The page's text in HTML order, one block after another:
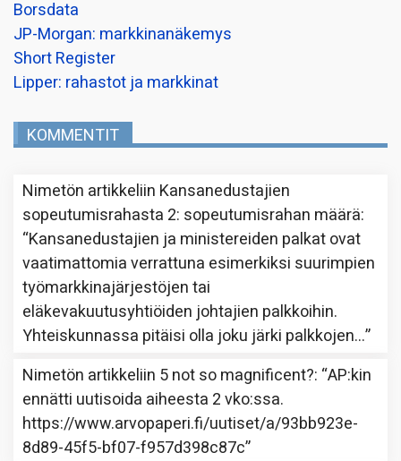
Borsdata
JP-Morgan: markkinanäkemys
Short Register
Lipper: rahastot ja markkinat
KOMMENTIT
Nimetön artikkeliin Kansanedustajien
sopeutumisrahasta 2: sopeutumisrahan määrä:
“Kansanedustajien ja ministereiden palkat ovat
vaatimattomia verrattuna esimerkiksi suurimpien
työmarkkinajärjestöjen tai
eläkevakuutusyhtiöiden johtajien palkkoihin.
Yhteiskunnassa pitäisi olla joku järki palkkojen…”
Nimetön artikkeliin 5 not so magnificent?: “AP:kin
ennätti uutisoida aiheesta 2 vko:ssa.
https://www.arvopaperi.fi/uutiset/a/93bb923e-
8d89-45f5-bf07-f957d398c87c”